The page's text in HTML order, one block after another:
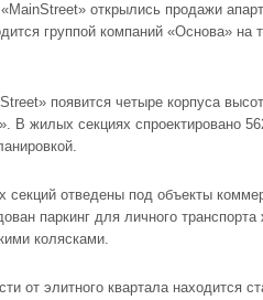
открылись продажи
группой компаний «Основа» на
появится четыре корпуса
В жилых секциях спроектировано
отведены под объекты
паркинг для личного
колясками.
от элитного квартала находится